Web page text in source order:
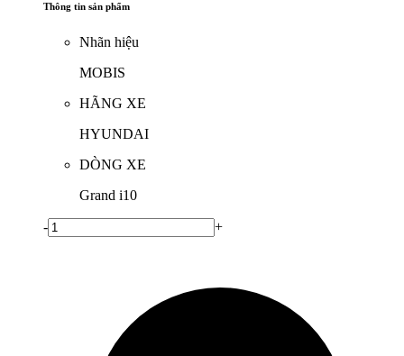
Thông tin sản phẩm
Nhãn hiệu
MOBIS
HÃNG XE
HYUNDAI
DÒNG XE
Grand i10
- +